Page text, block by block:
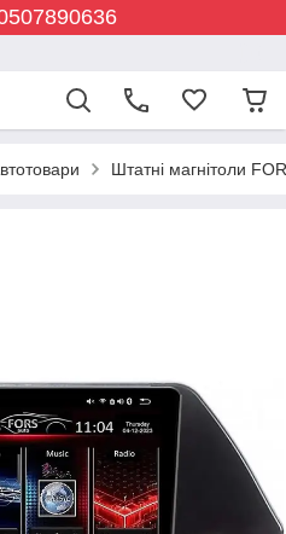
Штатні магнітоли